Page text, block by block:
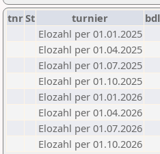
tnrSt turnier
Elozahl per 01.01.2025
Elozahl per 01.04.2025
Elozahl per 01.07.2025
Elozahl per 01.10.2025
Elozahl per 01.01.2026
Elozahl per 01.04.2026
Elozahl per 01.07.2026
Elozahl per 01.10.2026